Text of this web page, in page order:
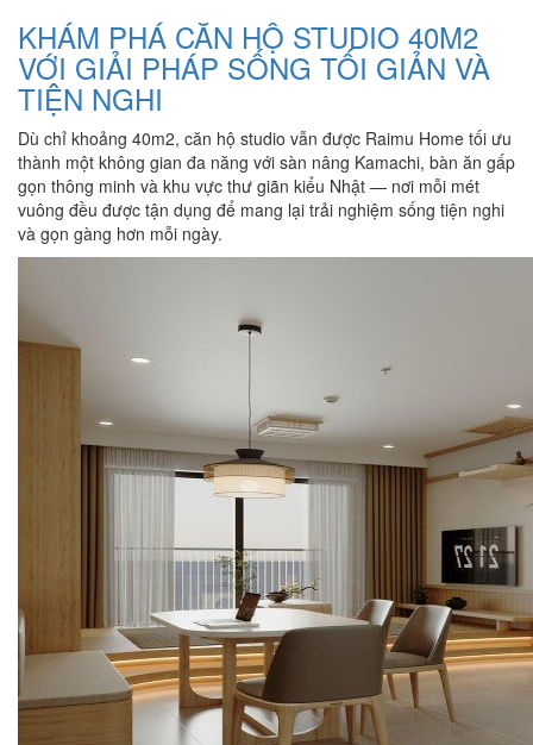
KHÁM PHÁ CĂN HỘ STUDIO 40M2
VỚI GIẢI PHÁP SỐNG TỐI GIẢN VÀ
TIỆN NGHI
Dù chỉ khoảng 40m2, căn hộ studio vẫn được Raimu Home tối ưu
thành một không gian đa năng với sàn nâng Kamachi, bàn ăn gấp
gọn thông minh và khu vực thư giãn kiểu Nhật — nơi mỗi mét
vuông đều được tận dụng để mang lại trải nghiệm sống tiện nghi
và gọn gàng hơn mỗi ngày.